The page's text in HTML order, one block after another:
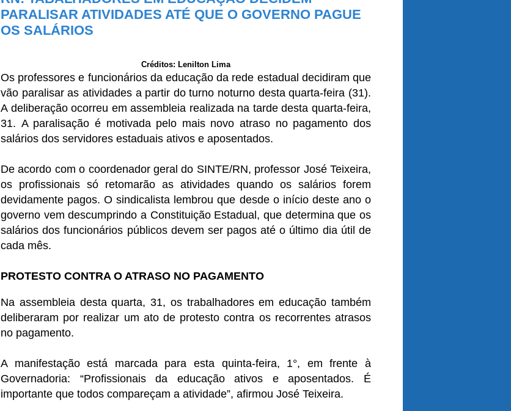
PARALISAR ATIVIDADES ATÉ QUE O GOVERNO PAGUE
OS SALÁRIOS
Créditos: Lenilton Lima
Os professores e funcionários da educação da rede estadual decidiram que
vão paralisar as atividades a partir do turno noturno desta quarta-feira (31).
A deliberação ocorreu em assembleia realizada na tarde desta quarta-feira,
31. A paralisação é motivada pelo mais novo atraso no pagamento dos
salários dos servidores estaduais ativos e aposentados.
De acordo com o coordenador geral do SINTE/RN, professor José Teixeira,
os profissionais só retomarão as atividades quando os salários forem
devidamente pagos. O sindicalista lembrou que desde o início deste ano o
governo vem descumprindo a Constituição Estadual, que determina que os
salários dos funcionários públicos devem ser pagos até o último dia útil de
cada mês.
PROTESTO CONTRA O ATRASO NO PAGAMENTO
Na assembleia desta quarta, 31, os trabalhadores em educação também
deliberaram por realizar um ato de protesto contra os recorrentes atrasos
no pagamento.
A manifestação está marcada para esta quinta-feira, 1°, em frente à
Governadoria: “Profissionais da educação ativos e aposentados. É
importante que todos compareçam a atividade”, afirmou José Teixeira.